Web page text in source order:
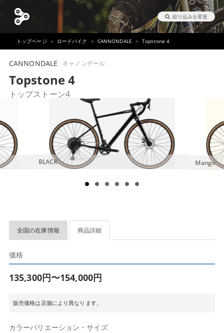
絞り込みを変更
トップページ ロードバイク CANNONDALE Topstone 4
BLACK Mango
CANNONDALE キャノンデール
Topstone 4
トップストーン4
全国の在庫情報 商品詳細
価格
135,300円〜154,000円
販売価格は店舗により異なります。
カラーバリエーション・サイズ